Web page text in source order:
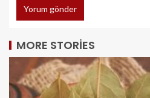
MORE STORIES